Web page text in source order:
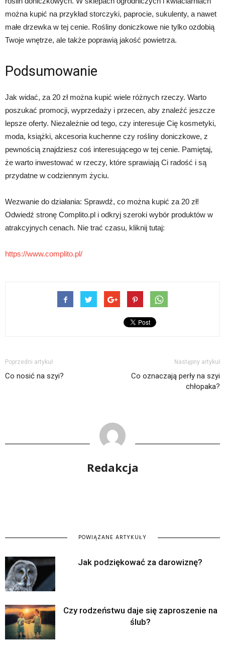
można kupić na przykład storczyki, paprocie, sukulenty, a nawet
małe drzewka w tej cenie. Rośliny doniczkowe nie tylko ozdobią
Twoje wnętrze, ale także poprawią jakość powietrza.
Podsumowanie
Jak widać, za 20 zł można kupić wiele różnych rzeczy. Warto
poszukać promocji, wyprzedaży i przecen, aby znaleźć jeszcze
lepsze oferty. Niezależnie od tego, czy interesuje Cię kosmetyki,
moda, książki, akcesoria kuchenne czy rośliny doniczkowe, z
pewnością znajdziesz coś interesującego w tej cenie. Pamiętaj,
że warto inwestować w rzeczy, które sprawiają Ci radość i są
przydatne w codziennym życiu.
Wezwanie do działania: Sprawdź, co można kupić za 20 zł!
Odwiedź stronę Complito.pl i odkryj szeroki wybór produktów w
atrakcyjnych cenach. Nie trać czasu, kliknij tutaj:
https://www.complito.pl/
Poprzedni artykuł
Co nosić na szyi?
Następny artykuł
Co oznaczają perły na szyi
chłopaka?
Redakcja
POWIĄZANE ARTYKUŁY
Jak podziękować za darowiznę?
Czy rodzeństwu daje się zaproszenie na
ślub?